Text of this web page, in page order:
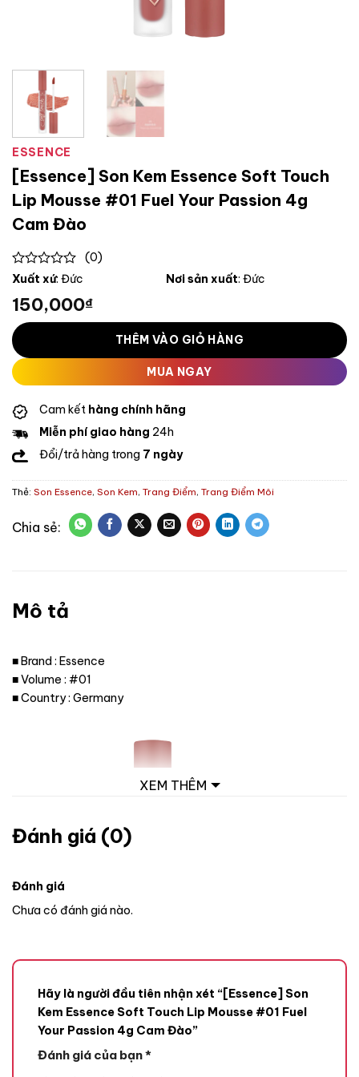
ESSENCE
[Essence] Son Kem Essence Soft Touch
Lip Mousse #01 Fuel Your Passion 4g
Cam Đào
0
of
5
(0)
Xuất xứ: Đức Nơi sản xuất: Đức
150,000₫
THÊM VÀO GIỎ HÀNG
MUA NGAY
Cam kết hàng chính hãng
Miễn phí giao hàng 24h
Đổi/trả hàng trong 7 ngày
Thẻ: Son Essence, Son Kem, Trang Điểm, Trang Điểm Môi
Mô tả
■ Brand : Essence
■ Volume : #01
■ Country : Germany
XEM THÊM
Đánh giá (0)
Đánh giá
Chưa có đánh giá nào.
Hãy là người đầu tiên nhận xét “[Essence] Son
Kem Essence Soft Touch Lip Mousse #01 Fuel
Your Passion 4g Cam Đào”
Đánh giá của bạn*